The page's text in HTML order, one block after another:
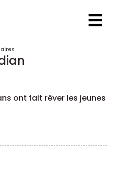
ont fait rêver les jeunes